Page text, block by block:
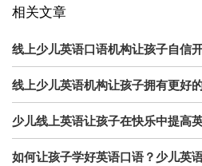
相关文章
线上少儿英语口语机构让孩子自信
线上少儿英语机构让孩子拥有更好
少儿线上英语让孩子在快乐中提高
如何让孩子学好英语口语？少儿英